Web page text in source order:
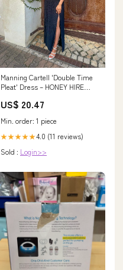
Manning Cartell 'Double Time
Pleat' Dress – HONEY HIRE
US$ 20.47
Min. order: 1 piece
★★★★★4.0 (11 reviews)
Sold : Login>>